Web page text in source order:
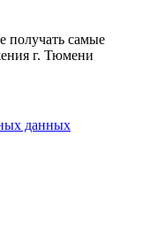
получать самые
г. Тюмени
данных